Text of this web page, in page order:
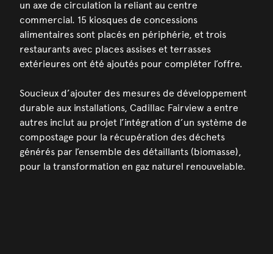
un axe de circulation la reliant au centre
commercial. 15 kiosques de concessions
alimentaires sont placés en périphérie, et trois
restaurants avec places assises et terrasses
extérieures ont été ajoutés pour compléter l’offre.
Soucieux d’ajouter des mesures de développement
durable aux installations, Cadillac Fairview a entre
autres inclut au projet l’intégration d’un système de
compostage pour la récupération des déchets
générés par l’ensemble des détaillants (biomasse),
pour la transformation en gaz naturel renouvelable.